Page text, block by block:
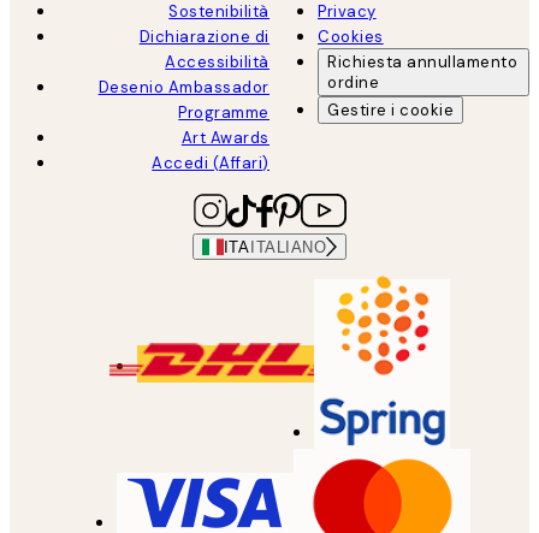
Sostenibilità
Dichiarazione di
Accessibilità
Desenio Ambassador
Programme
Art Awards
Accedi (Affari)
Privacy
Cookies
Richiesta annullamento
ordine
Gestire i cookie
ITA ITALIANO